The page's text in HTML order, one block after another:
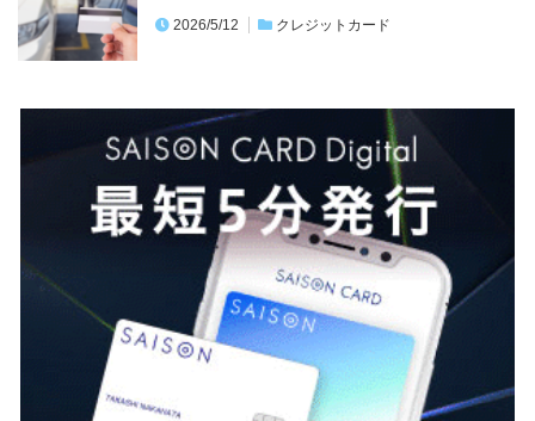
2026/5/12 クレジットカード